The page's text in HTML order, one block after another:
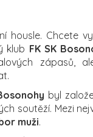
housle. Chcete
klub FK SK
zápasů,
byl
soutěží. Mezi
muži.